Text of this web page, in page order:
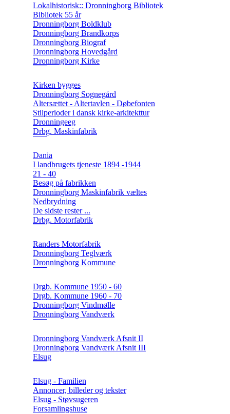
Lokalhistorisk:: Dronningborg Bibliotek
Bibliotek 55 år
Dronningborg Boldklub
Dronningborg Brandkorps
Dronningborg Biograf
Dronningborg Hovedgård
Dronningborg Kirke
Kirken bygges
Dronningborg Sognegård
Altersættet - Altertavlen - Døbefonten
Stilperioder i dansk kirke-arkitekttur
Dronningeeg
Drbg. Maskinfabrik
Dania
I landbrugets tjeneste 1894 -1944
21 - 40
Besøg på fabrikken
Dronningborg Maskinfabrik væltes
Nedbrydning
De sidste rester ...
Drbg. Motorfabrik
Randers Motorfabrik
Dronningborg Teglværk
Dronningborg Kommune
Drgb. Kommune 1950 - 60
Drgb. Kommune 1960 - 70
Dronningborg Vindmølle
Dronningborg Vandværk
Dronningborg Vandværk Afsnit II
Dronningborg Vandværk Afsnit III
Elsug
Elsug - Familien
Annoncer, billeder og tekster
Elsug - Støvsugeren
Forsamlingshuse